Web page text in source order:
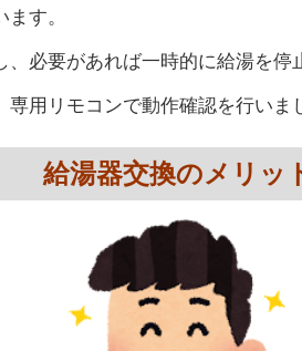
す。
必要があれば一時的に給湯を停
用リモコンで動作確認を行いま
給湯器交換のメリッ